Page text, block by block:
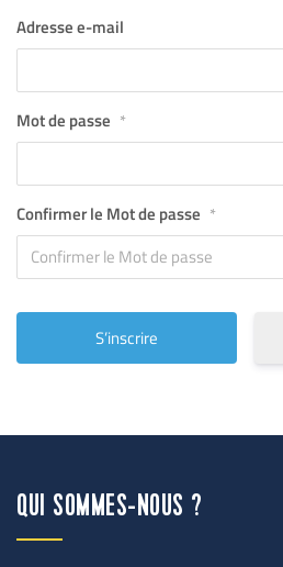
Adresse e-mail
Mot de passe *
Confirmer le Mot de passe *
QUI SOMMES-NOUS ?